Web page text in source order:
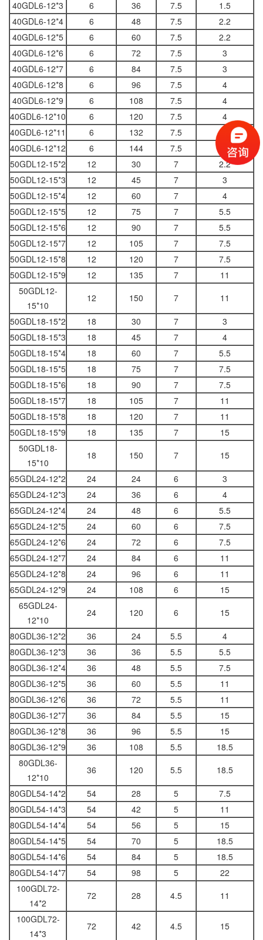
40GDL6-12*3 6 36 7.5
1.5
40GDL6-12*4
6 48 7.5
2.2
40GDL6-12*5
6 60 7.5
2.2
40GDL6-12*6
6 72 7.5
3
40GDL6-12*7
6 84 7.5
3
40GDL6-12*8
6 96 7.5
4
40GDL6-12*9
6 108 7.5
4
40GDL6-12*10
6 120 7.5
4
40GDL6-12*11
6 132 7.5
5.5
40GDL6-12*12
6 144 7.5
5.5
50GDL12-15*2
12 30 7
2.2
50GDL12-15*3
12 45 7
3
50GDL12-15*4
12 60 7
4
50GDL12-15*5
12 75 7
5.5
50GDL12-15*6
12 90 7
5.5
50GDL12-15*7
12 105 7
7.5
50GDL12-15*8
12 120 7
7.5
50GDL12-15*9
12 135 7
11
50GDL12-
15*10
12 150 7
11
50GDL18-15*2
18 30 7
3
50GDL18-15*3
18 45 7
4
50GDL18-15*4
18 60 7
5.5
50GDL18-15*5
18 75 7
7.5
50GDL18-15*6
18 90 7
7.5
50GDL18-15*7
18 105 7
11
50GDL18-15*8
18 120 7
11
50GDL18-15*9
18 135 7
15
50GDL18-
15*10
18 150 7
15
65GDL24-12*2
24 24 6
3
65GDL24-12*3
24 36 6
4
65GDL24-12*4
24 48 6
5.5
65GDL24-12*5
24 60 6
7.5
65GDL24-12*6
24 72 6
7.5
65GDL24-12*7
24 84 6
11
65GDL24-12*8
24 96 6
11
65GDL24-12*9
24 108 6
15
65GDL24-
12*10
24 120 6
15
80GDL36-12*2
36 24 5.5
4
80GDL36-12*3
36 36 5.5
5.5
80GDL36-12*4
36 48 5.5
7.5
80GDL36-12*5
36 60 5.5
11
80GDL36-12*6
36 72 5.5
11
80GDL36-12*7
36 84 5.5
15
80GDL36-12*8
36 96 5.5
15
80GDL36-12*9
36 108 5.5
18.5
80GDL36-
12*10
36 120 5.5
18.5
80GDL54-14*2
54 28 5
7.5
80GDL54-14*3
54 42 5
11
80GDL54-14*4
54 56 5
15
80GDL54-14*5
54 70 5
18.5
80GDL54-14*6
54 84 5
18.5
80GDL54-14*7
54 98 5
22
100GDL72-
14*2
72 28 4.5
11
100GDL72-
14*3
72 42 4.5
15